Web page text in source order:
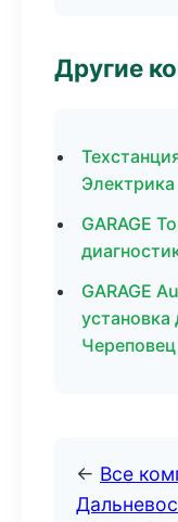
Другие
GARAGE
GARAGE
установка
Череповец
← Все